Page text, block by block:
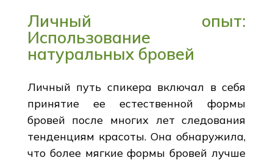
Личный опыт:
Использование
натуральных бровей
Личный путь спикера включал в себя
принятие ее естественной формы
бровей после многих лет следования
тенденциям красоты. Она обнаружила,
что более мягкие формы бровей лучше